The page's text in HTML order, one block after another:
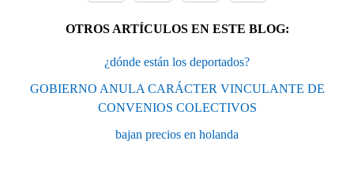
OTROS ARTÍCULOS EN ESTE BLOG:
¿dónde están los deportados?
GOBIERNO ANULA CARÁCTER VINCULANTE DE
CONVENIOS COLECTIVOS
bajan precios en holanda